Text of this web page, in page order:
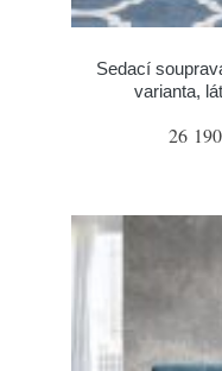
Sedací
varianta,
26